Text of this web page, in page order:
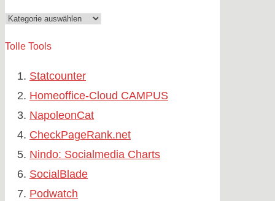
Kategorien
Tolle Tools
Statcounter
Homeoffice-Cloud CAMPUS
NapoleonCat
CheckPageRank.net
Nindo: Socialmedia Charts
SocialBlade
Podwatch